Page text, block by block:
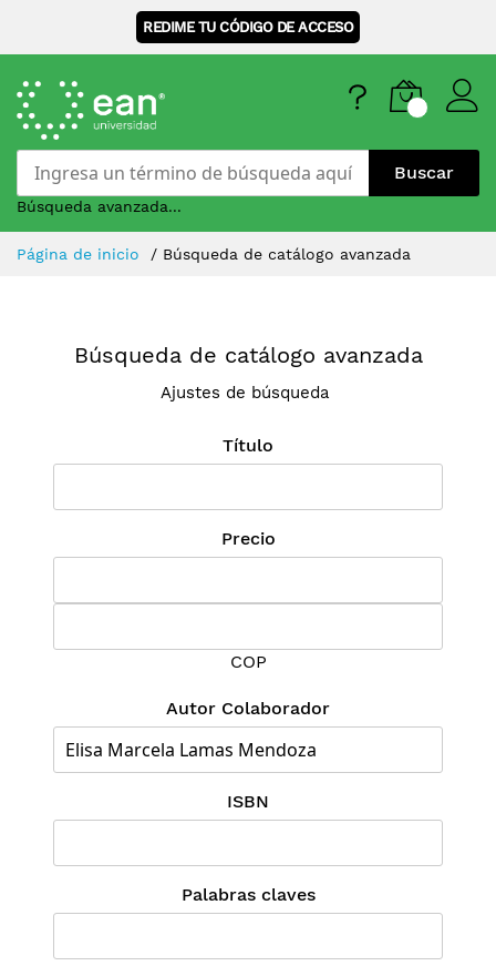
REDIME TU CÓDIGO DE ACCESO
Buscar
Búsqueda avanzada...
Skip
Página de inicio Búsqueda de catálogo avanzada
Búsqueda de catálogo avanzada
Ajustes de búsqueda
Título
Precio
COP
Autor Colaborador
ISBN
Palabras claves